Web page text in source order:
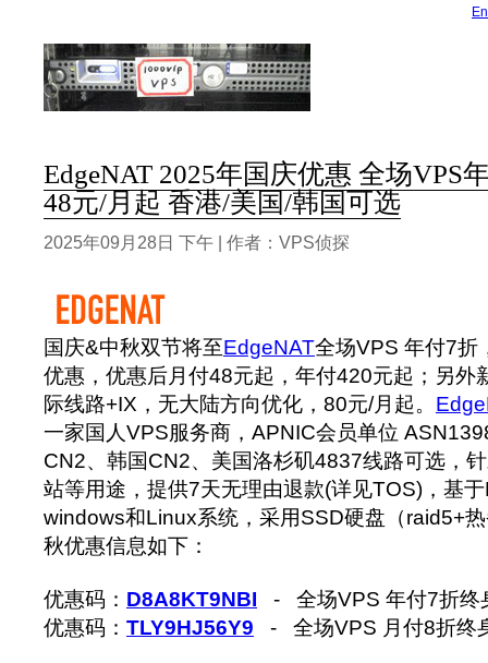
EdgeNAT 2025年国庆优惠 全场VPS
48元/月起 香港/美国/韩国可选
2025年09月28日 下午 | 作者：VPS侦探
国庆&中秋双节将至EdgeNAT全场VPS 年付7折
优惠，优惠后月付48元起，年付420元起；另外
际线路+IX，无大陆方向优化，80元/月起。
一家国人VPS服务商，APNIC会员单位
CN2、韩国CN2、美国洛杉矶4837线路可选，
站等用途，提供7天无理由退款(详见TOS)，基
windows和Linux系统，采用SSD硬盘（raid5+
秋优惠信息如下：
优惠码： D8A8KT9NBI - 全场VPS 年付7折终
优惠码： TLY9HJ56Y9 - 全场VPS 月付8折终